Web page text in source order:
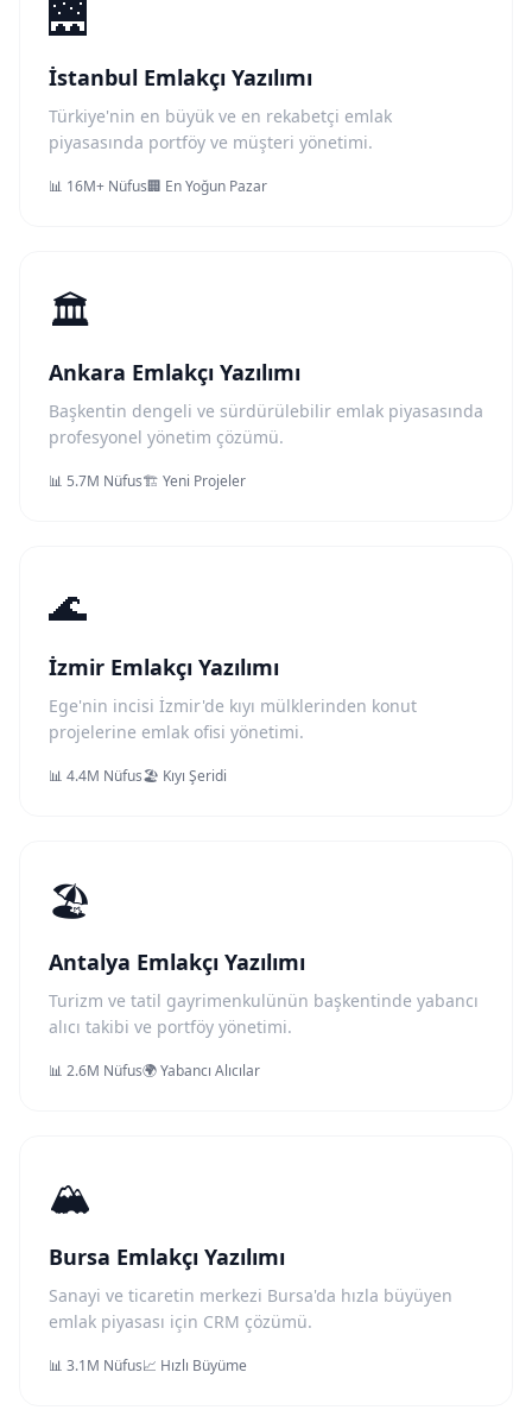
🌉
İstanbul Emlakçı Yazılımı
Türkiye'nin en büyük ve en rekabetçi emlak
piyasasında portföy ve müşteri yönetimi.
📊 16M+ Nüfus🏢 En Yoğun Pazar
🏛️
Ankara Emlakçı Yazılımı
Başkentin dengeli ve sürdürülebilir emlak piyasasında
profesyonel yönetim çözümü.
📊 5.7M Nüfus🏗️ Yeni Projeler
🌊
İzmir Emlakçı Yazılımı
Ege'nin incisi İzmir'de kıyı mülklerinden konut
projelerine emlak ofisi yönetimi.
📊 4.4M Nüfus🏖️ Kıyı Şeridi
🏖️
Antalya Emlakçı Yazılımı
Turizm ve tatil gayrimenkulünün başkentinde yabancı
alıcı takibi ve portföy yönetimi.
📊 2.6M Nüfus🌍 Yabancı Alıcılar
🏔️
Bursa Emlakçı Yazılımı
Sanayi ve ticaretin merkezi Bursa'da hızla büyüyen
emlak piyasası için CRM çözümü.
📊 3.1M Nüfus📈 Hızlı Büyüme